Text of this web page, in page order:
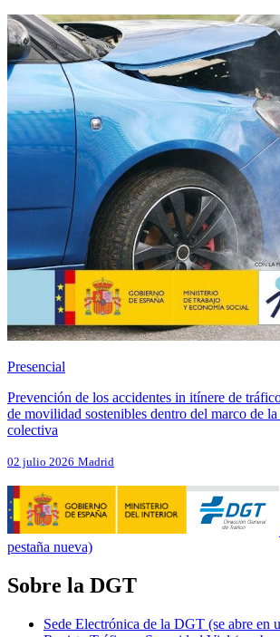
Presencial
Prevención de los accidentes in itínere de
de movilidad sostenibles dentro del marco de
colectiva
02 julio 2026 Madrid
pestaña nueva)
Sobre la DGT
Sede Electrónica de la DGT (se abre en